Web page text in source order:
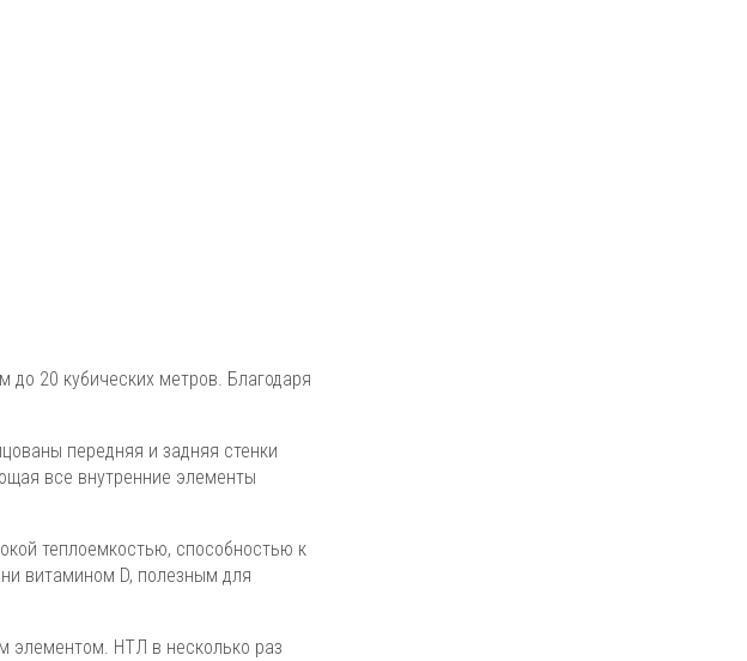
до 20 кубических метров. Благодаря
передняя и задняя стенки
все внутренние элементы
теплоемкостью, способностью к
витамином D, полезным для
элементом. НТЛ в несколько раз